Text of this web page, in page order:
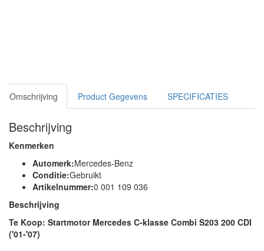
Omschrijving Product Gegevens SPECIFICATIES
Beschrijving
Kenmerken
Automerk:Mercedes-Benz
Conditie:Gebruikt
Artikelnummer:0 001 109 036
Beschrijving
Te Koop: Startmotor Mercedes C-klasse Combi S203 200 CDI
('01-'07)